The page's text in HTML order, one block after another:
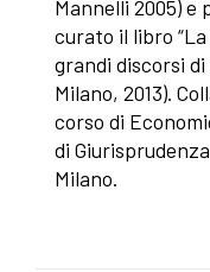
Mannelli 2005) e
curato il libro
grandi discorsi
Milano, 2013).
corso di
di
Milano.